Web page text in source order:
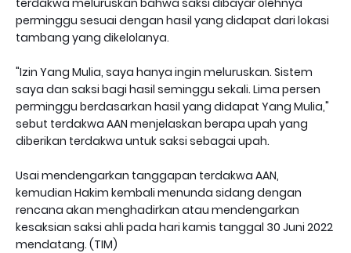
perminggu sesuai dengan hasil yang didapat dari lokasi
tambang yang dikelolanya.
"Izin Yang Mulia, saya hanya ingin meluruskan. Sistem
saya dan saksi bagi hasil seminggu sekali. Lima persen
perminggu berdasarkan hasil yang didapat Yang Mulia,"
sebut terdakwa AAN menjelaskan berapa upah yang
diberikan terdakwa untuk saksi sebagai upah.
Usai mendengarkan tanggapan terdakwa AAN,
kemudian Hakim kembali menunda sidang dengan
rencana akan menghadirkan atau mendengarkan
kesaksian saksi ahli pada hari kamis tanggal 30 Juni 2022
mendatang. (TIM)